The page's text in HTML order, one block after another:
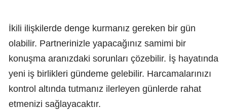
İkili ilişkilerde denge kurmanız gereken bir gün
olabilir. Partnerinizle yapacağınız samimi bir
konuşma aranızdaki sorunları çözebilir. İş hayatında
yeni iş birlikleri gündeme gelebilir. Harcamalarınızı
kontrol altında tutmanız ilerleyen günlerde rahat
etmenizi sağlayacaktır.